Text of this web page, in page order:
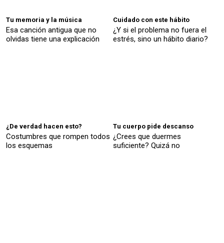
Tu memoria y la música
Esa canción antigua que no
olvidas tiene una explicación
Cuidado con este hábito
¿Y si el problema no fuera el
estrés, sino un hábito diario?
¿De verdad hacen esto?
Costumbres que rompen todos
los esquemas
Tu cuerpo pide descanso
¿Crees que duermes
suficiente? Quizá no